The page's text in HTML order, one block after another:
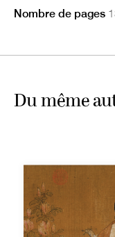
Nombre de pages
Du même